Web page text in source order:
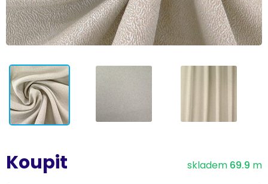
Koupit skladem 69.9 m